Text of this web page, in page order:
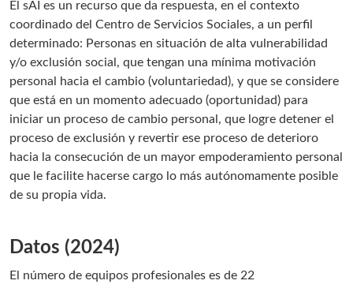
El sAI es un recurso que da respuesta, en el contexto
coordinado del Centro de Servicios Sociales, a un perfil
determinado: Personas en situación de alta vulnerabilidad
y/o exclusión social, que tengan una mínima motivación
personal hacia el cambio (voluntariedad), y que se considere
que está en un momento adecuado (oportunidad) para
iniciar un proceso de cambio personal, que logre detener el
proceso de exclusión y revertir ese proceso de deterioro
hacia la consecución de un mayor empoderamiento personal
que le facilite hacerse cargo lo más autónomamente posible
de su propia vida.
Datos (2024)
El número de equipos profesionales es de 22